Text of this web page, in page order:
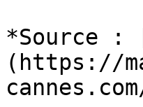
*Source :
(https://